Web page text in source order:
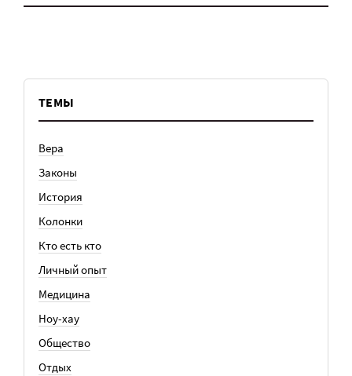
ТЕМЫ
Вера
Законы
История
Колонки
Кто есть кто
Личный опыт
Медицина
Ноу-хау
Общество
Отдых